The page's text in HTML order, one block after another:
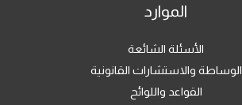
الموارد
الأسئلة الشائعة
الوساطة والاستشارات القانونية
القواعد واللوائح